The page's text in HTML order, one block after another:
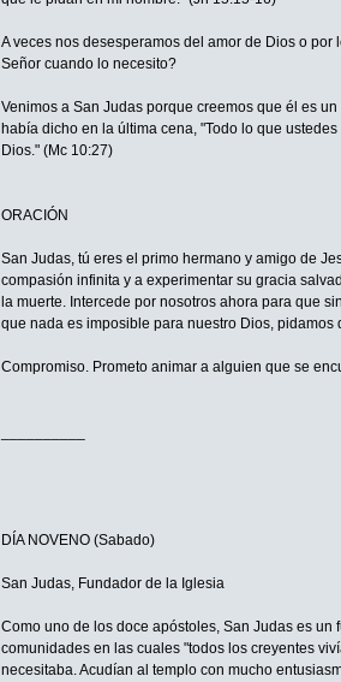
A veces nos desesperamos del amor de Dios o
Señor cuando lo necesito?
Venimos a San Judas porque creemos que él es
había dicho en la última cena, "Todo lo que
Dios." (Mc 10:27)
ORACIÓN
San Judas, tú eres el primo hermano y amigo de
compasión infinita y a experimentar su gracia
la muerte. Intercede por nosotros ahora para que
que nada es imposible para nuestro Dios,
Compromiso. Prometo animar a alguien que se
DÍA NOVENO (Sabado)
San Judas, Fundador de la Iglesia
Como uno de los doce apóstoles, San Judas es
comunidades en las cuales "todos los creyentes
necesitaba. Acudían al templo con mucho